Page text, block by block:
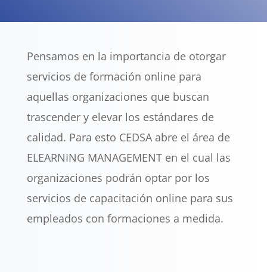
Pensamos en la importancia de otorgar
servicios de formación online para
aquellas organizaciones que buscan
trascender y elevar los estándares de
calidad. Para esto CEDSA abre el área de
ELEARNING MANAGEMENT en el cual las
organizaciones podrán optar por los
servicios de capacitación online para sus
empleados con formaciones a medida.